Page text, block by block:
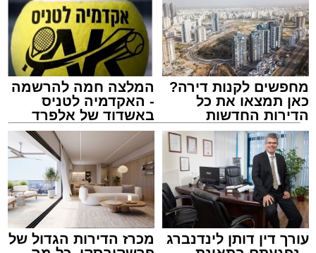
מחפשים לקנות דירה?
כאן תמצאו את כל
הדירות החדשות
למכירה באשדוד >>>
המלצה חמה להרשמה
- האקדמיה לטניס
באשדוד של אלפרד
קריאולנסקי - לילדים
עורך דין דותן לינדנברג
מכרז הדירות הגדול של